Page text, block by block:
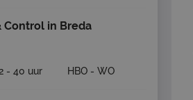
Control in Breda
- 40 uur HBO - WO